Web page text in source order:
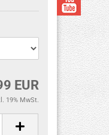
EUR
19% MwSt.